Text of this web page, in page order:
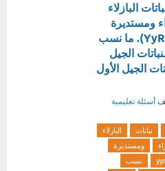
البازلاء
ومستديرة
وطرازها الجيني (YyRr). ما نسب
الجيل
الجيل الأول
أسئلة تعليمية
نباتات
البازلاء
ومستديرة
نسب